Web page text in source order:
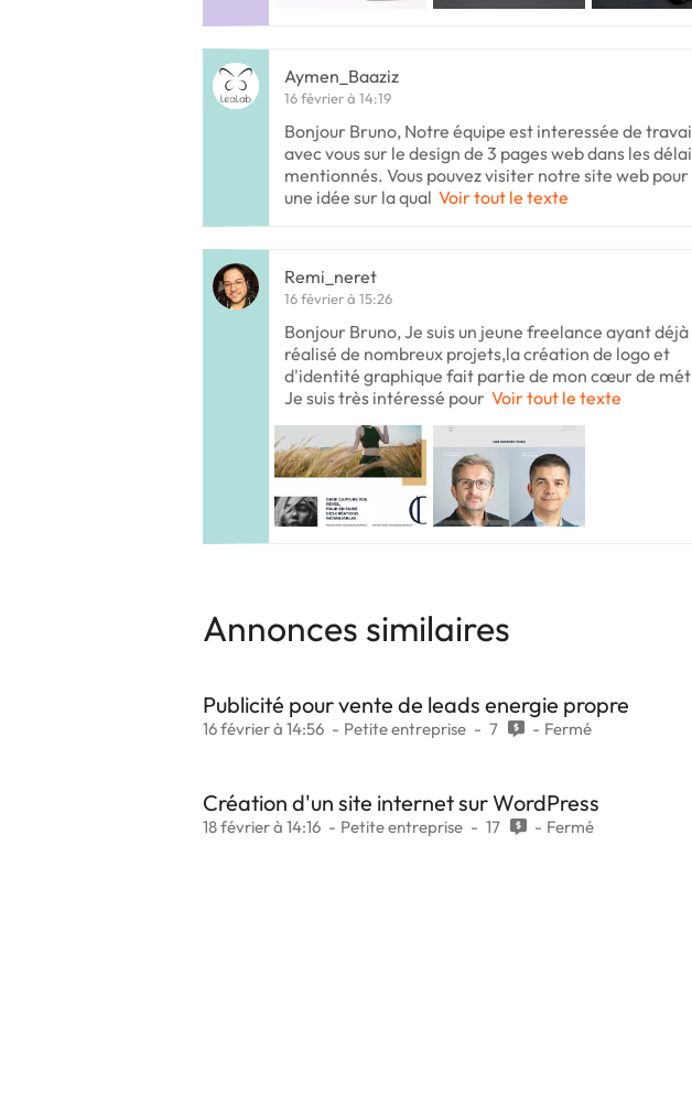
Aymen_Baaziz
16 février à 14:19
Bonjour Bruno, Notre équipe est interessée de
avec vous sur le design de 3 pages web dans les
mentionnés. Vous pouvez visiter notre site web
une idée sur la qual Voir tout le texte
Remi_neret
16 février à 15:26
Bonjour Bruno, Je suis un jeune freelance ayant déjà
réalisé de nombreux projets,la création de logo et
d'identité graphique fait partie de mon cœur de
Je suis très intéressé pour Voir tout le texte
Annonces similaires
Publicité pour vente de leads energie propre
16 février à 14:56 Petite entreprise 7 Fermé
Création d'un site internet sur WordPress
18 février à 14:16 Petite entreprise 17 Fermé